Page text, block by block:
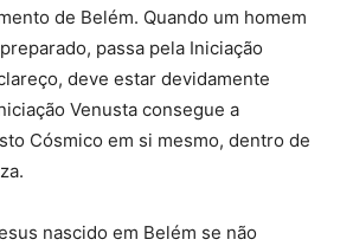
de Belém. Quando um homem
passa pela Iniciação
deve estar devidamente
Venusta consegue a
Cósmico em si mesmo, dentro de
nascido em Belém se não